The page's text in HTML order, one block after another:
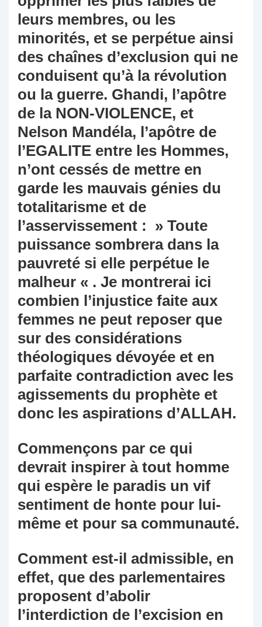
leurs membres, ou les
minorités, et se perpétue ainsi
des chaînes d’exclusion qui ne
conduisent qu’à la révolution
ou la guerre. Ghandi, l’apôtre
de la NON-VIOLENCE, et
Nelson Mandéla, l’apôtre de
l’EGALITE entre les Hommes,
n’ont cessés de mettre en
garde les mauvais génies du
totalitarisme et de
l’asservissement : » Toute
puissance sombrera dans la
pauvreté si elle perpétue le
malheur « . Je montrerai ici
combien l’injustice faite aux
femmes ne peut reposer que
sur des considérations
théologiques dévoyée et en
parfaite contradiction avec les
agissements du prophète et
donc les aspirations d’ALLAH.
Commençons par ce qui
devrait inspirer à tout homme
qui espère le paradis un vif
sentiment de honte pour lui-
même et pour sa communauté.
Comment est-il admissible, en
effet, que des parlementaires
proposent d’abolir
l’interdiction de l’excision en